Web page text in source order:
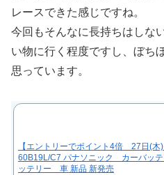
レースできた感じですね。
今回もそんなに長持ちはしな
い物に行く程度ですし、ぼち
思っています。
【エントリーでポイント4倍 27日(
60B19L/C7 パナソニック カーバッ
ッテリー 車 新品 新発売